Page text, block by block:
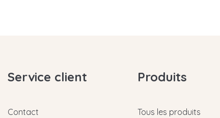
Service client
Contact
Produits
Tous les produits